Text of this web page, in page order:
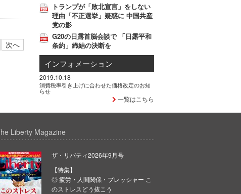
次へ
トランプが「敗北宣言」をしない
理由「不正選挙」疑惑に 中国共産
党の影
G20の日露首脳会談で 「日露平和
条約」締結の決断を
インフォメーション
2019.10.18
消費税率引き上げに合わせた価格改定のお知
らせ
一覧はこちら
Liberty Magazine
ザ・リバティ2026年9月号
【特集】
◎ 疲労・人間関係・プレッシャー こ
のストレスどう抜こう